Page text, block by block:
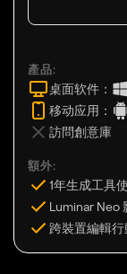
產品:
桌面软件：
移动应用：
訪問創意庫
額外:
1年生成工具
Luminar Neo
跨裝置編輯